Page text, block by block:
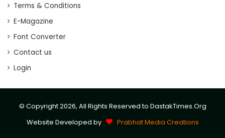
Terms & Conditions
E-Magazine
Font Converter
Contact us
Login
© Copyright 2026, All Rights Reserved to DastakTimes.Org
Website Developed by
Prabhat Media Creations